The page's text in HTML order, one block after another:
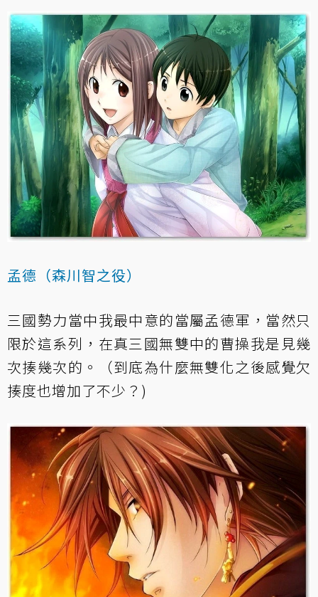
孟德（森川智之役）
三國勢力當中我最中意的當屬孟德軍，當然只
限於這系列，在真三國無雙中的曹操我是見幾
次揍幾次的。（到底為什麼無雙化之後感覺欠
揍度也增加了不少？)